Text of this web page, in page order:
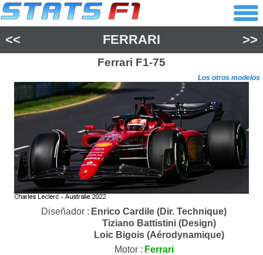
<< FERRARI >>
Ferrari F1-75
Los otros modelos
Diseñador : Enrico Cardile (Dir. Technique)
Tiziano Battistini (Design)
Loic Bigois (Aérodynamique)
Motor : Ferrari